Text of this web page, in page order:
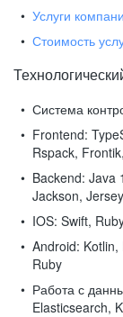
Услуги
Стоимость
Система
Frontend:
Rspack,
Backend: Java
Jackson,
IOS: Swift,
Android:
Ruby
Работа с
Elasticsearch,